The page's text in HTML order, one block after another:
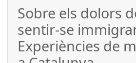
Sobre els dolors
sentir-se
Experiències de